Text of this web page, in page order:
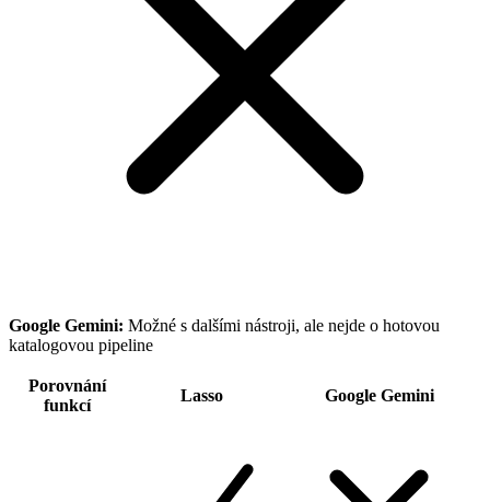
Google Gemini: Možné s dalšími nástroji, ale nejde o hotovou
katalogovou pipeline
Porovnání
funkcí
Lasso Google Gemini